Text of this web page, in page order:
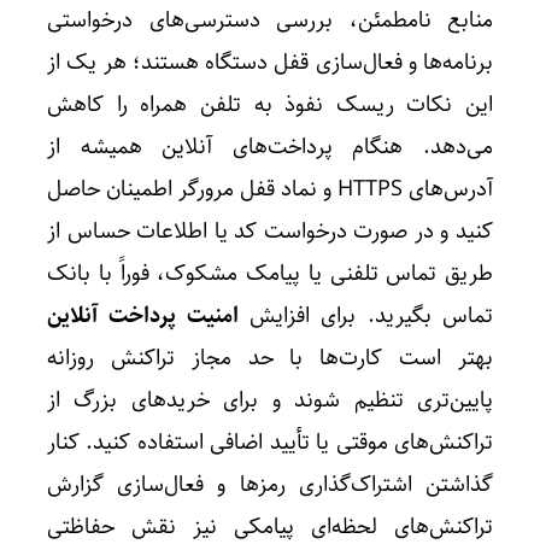
منابع نامطمئن، بررسی دسترسی‌های درخواستی
برنامه‌ها و فعال‌سازی قفل دستگاه هستند؛ هر یک از
این نکات ریسک نفوذ به تلفن همراه را کاهش
می‌دهد. هنگام پرداخت‌های آنلاین همیشه از
آدرس‌های HTTPS و نماد قفل مرورگر اطمینان حاصل
کنید و در صورت درخواست کد یا اطلاعات حساس از
طریق تماس تلفنی یا پیامک مشکوک، فوراً با بانک
تماس بگیرید. برای افزایش امنیت پرداخت آنلاین
بهتر است کارت‌ها با حد مجاز تراکنش روزانه
پایین‌تری تنظیم شوند و برای خریدهای بزرگ از
تراکنش‌های موقتی یا تأیید اضافی استفاده کنید. کنار
گذاشتن اشتراک‌گذاری رمزها و فعال‌سازی گزارش
تراکنش‌های لحظه‌ای پیامکی نیز نقش حفاظتی